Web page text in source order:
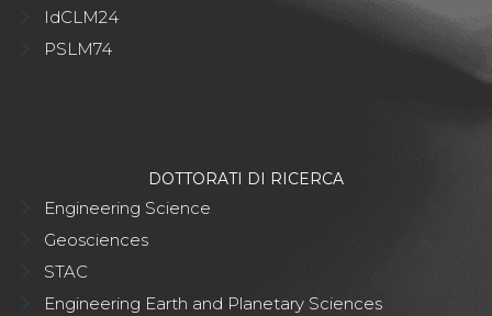
IdCLM24
PSLM74
DOTTORATI DI RICERCA
Engineering Science
Geosciences
STAC
Engineering Earth and Planetary Sciences